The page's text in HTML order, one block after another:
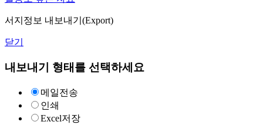
서지정보 내보내기(Export)
닫기
내보내기 형태를 선택하세요
메일전송
인쇄
Excel저장